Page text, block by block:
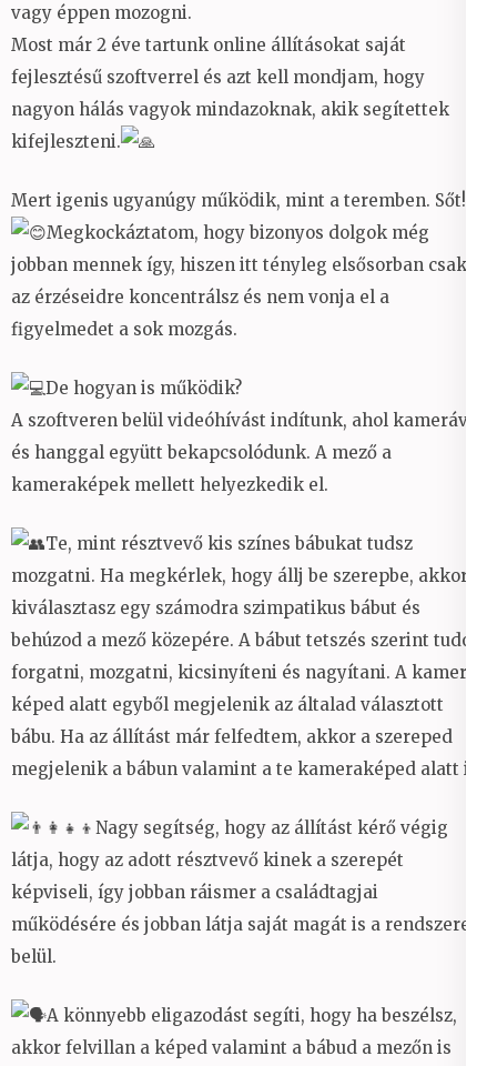
vagy éppen mozogni.
Most már 2 éve tartunk online állításokat saját
fejlesztésű szoftverrel és azt kell mondjam, hogy
nagyon hálás vagyok mindazoknak, akik segítettek
kifejleszteni.
Mert igenis ugyanúgy működik, mint a teremben. Sőt!
Megkockáztatom, hogy bizonyos dolgok még
jobban mennek így, hiszen itt tényleg elsősorban csak
az érzéseidre koncentrálsz és nem vonja el a
figyelmedet a sok mozgás.
De hogyan is működik?
A szoftveren belül videóhívást indítunk, ahol kamerával
és hanggal együtt bekapcsolódunk. A mező a
kameraképek mellett helyezkedik el.
Te, mint résztvevő kis színes bábukat tudsz
mozgatni. Ha megkérlek, hogy állj be szerepbe, akkor
kiválasztasz egy számodra szimpatikus bábut és
behúzod a mező közepére. A bábut tetszés szerint tudod
forgatni, mozgatni, kicsinyíteni és nagyítani. A kamera
képed alatt egyből megjelenik az általad választott
bábu. Ha az állítást már felfedtem, akkor a szereped
megjelenik a bábun valamint a te kameraképed alatt is.
Nagy segítség, hogy az állítást kérő végig
látja, hogy az adott résztvevő kinek a szerepét
képviseli, így jobban ráismer a családtagjai
működésére és jobban látja saját magát is a rendszeren
belül.
A könnyebb eligazodást segíti, hogy ha beszélsz,
akkor felvillan a képed valamint a bábud a mezőn is